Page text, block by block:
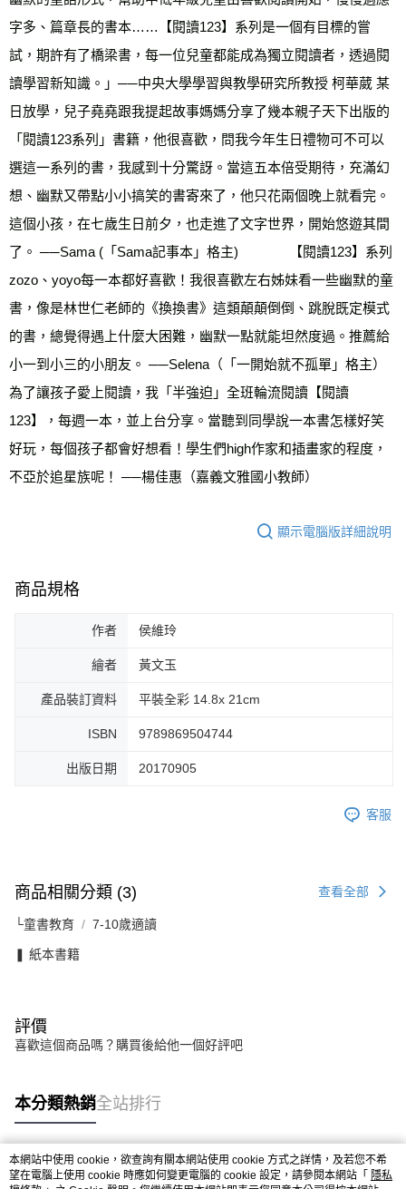
字多、篇章長的書本……【閱讀123】系列是一個有目標的嘗
試，期許有了橋梁書，每一位兒童都能成為獨立閱讀者，透過閱
讀學習新知識。」──中央大學學習與教學研究所教授 柯華葳 某
日放學，兒子堯堯跟我提起故事媽媽分享了幾本親子天下出版的
「閱讀123系列」書籍，他很喜歡，問我今年生日禮物可不可以
選這一系列的書，我感到十分驚訝。當這五本倍受期待，充滿幻
想、幽默又帶點小小搞笑的書寄來了，他只花兩個晚上就看完。
這個小孩，在七歲生日前夕，也走進了文字世界，開始悠遊其間
了。 ──Sama (「Sama記事本」格主)              【閱讀123】系列
zozo、yoyo每一本都好喜歡！我很喜歡左右姊妹看一些幽默的童
書，像是林世仁老師的《換換書》這類顛顛倒倒、跳脫既定模式
的書，總覺得遇上什麼大困難，幽默一點就能坦然度過。推薦給
小一到小三的小朋友。 ──Selena（「一開始就不孤單」格主）
為了讓孩子愛上閱讀，我「半強迫」全班輪流閱讀【閱讀
123】，每週一本，並上台分享。當聽到同學說一本書怎樣好笑
好玩，每個孩子都會好想看！學生們high作家和插畫家的程度，
不亞於追星族呢！ ──楊佳惠（嘉義文雅國小教師）
顯示電腦版詳細說明
商品規格
作者 侯維玲
繪者 黃文玉
產品裝訂資料 平裝全彩 14.8x 21cm
ISBN 9789869504744
出版日期 20170905
客服
商品相關分類 (3) 查看全部
└童書教育 7-10歲適讀
❚ 紙本書籍
評價
喜歡這個商品嗎？購買後給他一個好評吧
本分類熱銷全站排行
熱門標籤
本網站中使用 cookie，欲查詢有關本網站使用 cookie 方式之詳情，及若您不希
望在電腦上使用 cookie 時應如何變更電腦的 cookie 設定，請參閱本網站「 隱私